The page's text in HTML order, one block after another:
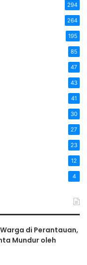
294
264
195
85
47
43
41
30
27
23
12
4
Warga di Perantauan,
Mundur oleh